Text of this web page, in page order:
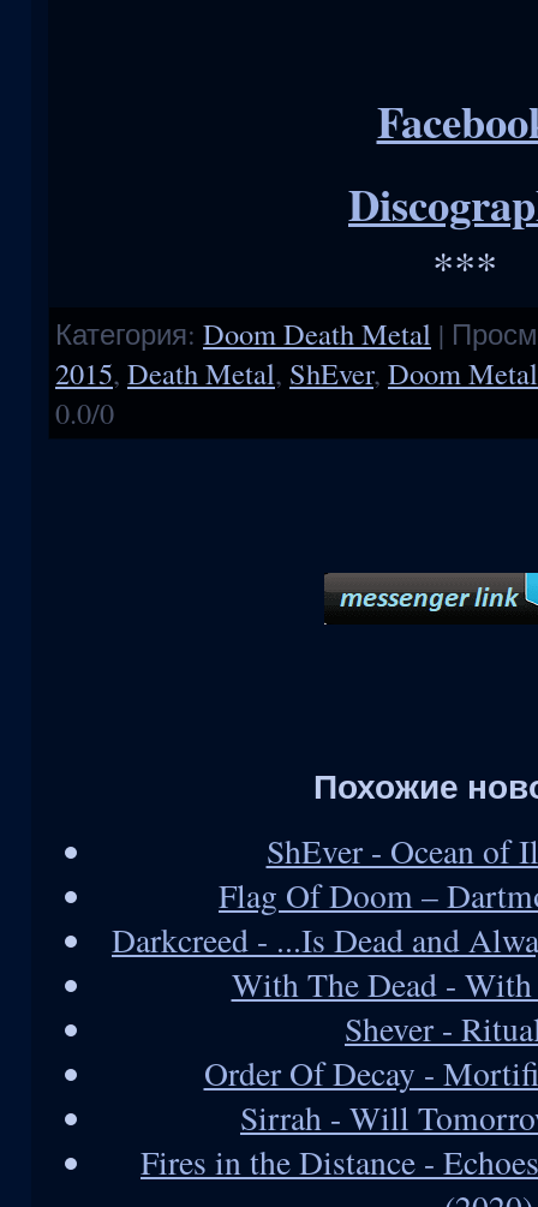
***
Категория: Doom Death Metal |
2015, Death Metal, ShEver, Doom Metal
0.0/0
Похожие
ShEver - Ocean of
Flag Of Doom ‎–
Darkcreed - ...Is Dead and
With The Dead -
Shever -
Order Of Decay -
Sirrah - Will
Fires in the Distance -